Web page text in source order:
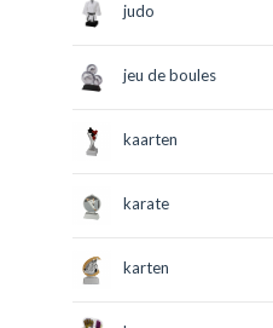
judo
jeu de boules
kaarten
karate
karten